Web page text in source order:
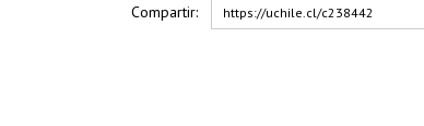
Compartir: https://uchile.cl/c238442